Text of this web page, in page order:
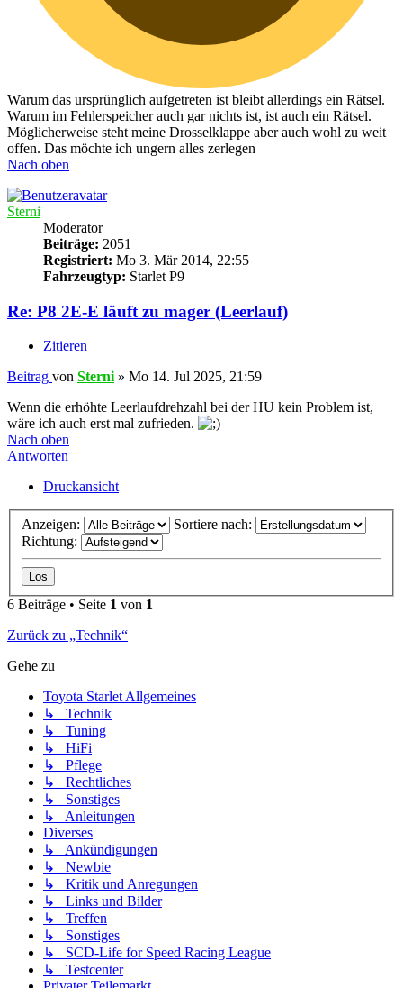
Warum das ursprünglich aufgetreten ist bleibt allerdings ein Rätsel.
Warum im Fehlerspeicher auch gar nichts ist, ist auch ein Rätsel.
Möglicherweise steht meine Drosselklappe aber auch wohl zu weit
offen. Das möchte ich ungern alles zerlegen
Nach oben
Sterni
Moderator
Beiträge: 2051
Registriert: Mo 3. Mär 2014, 22:55
Fahrzeugtyp: Starlet P9
Re: P8 2E-E läuft zu mager (Leerlauf)
Zitieren
Beitrag von Sterni » Mo 14. Jul 2025, 21:59
Wenn die erhöhte Leerlaufdrehzahl bei der HU kein Problem ist,
wäre ich auch erst mal zufrieden.
Nach oben
Antworten
Druckansicht
Anzeigen:
Sortiere nach:
Richtung:
6 Beiträge • Seite 1 von 1
Zurück zu „Technik“
Gehe zu
Toyota Starlet Allgemeines
↳ Technik
↳ Tuning
↳ HiFi
↳ Pflege
↳ Rechtliches
↳ Sonstiges
↳ Anleitungen
Diverses
↳ Ankündigungen
↳ Newbie
↳ Kritik und Anregungen
↳ Links und Bilder
↳ Treffen
↳ Sonstiges
↳ SCD-Life for Speed Racing League
↳ Testcenter